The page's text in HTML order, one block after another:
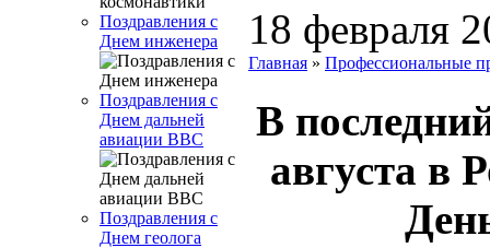
Поздравления с
Днем инженера
Поздравления с
Днем дальней
авиации ВВС
Поздравления с
Днем геолога
18 февраля
Главная » Профессиональные
В
августа в